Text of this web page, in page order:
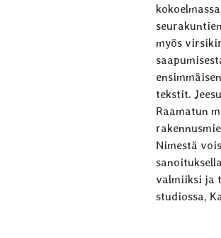
myös
tekstit.
Raamatun
Nimestä
valmiiksi ja
studiossa,